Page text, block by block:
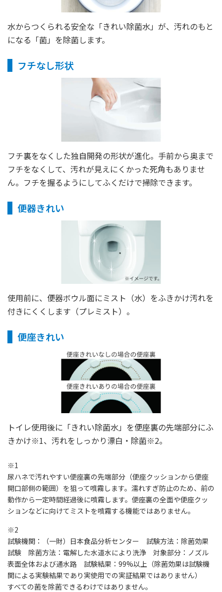
水からつくられる安全な「きれい除菌水」が、汚れのもと
になる「菌」を除菌します。
フチなし形状
フチ裏をなくした独自開発の形状が進化。手前から奥まで
フチをなくして、汚れが見えにくかった死角もありませ
ん。フチを握るようにしてふくだけで掃除できます。
便器きれい
使用前に、便器ボウル面にミスト（水）をふきかけ汚れを
付きにくくします（プレミスト）。
便座きれい
トイレ使用後に「きれい除菌水」を便座裏の先端部分にふ
きかけ※1、汚れをしっかり漂白・除菌※2。
※1
尿ハネで汚れやすい便座裏の先端部分（便座クッションから便座
開口部側の範囲）を狙って噴霧します。濡れすぎ防止のため、前の
動作から一定時間経過後に噴霧します。便座裏の全面や便座クッ
ションなどに向けてミストを噴霧する機能ではありません。
※2
試験機関：（一財）日本食品分析センター 試験方法：除菌効果
試験 除菌方法：電解した水道水により洗浄 対象部分：ノズル
表面全体および通水路 試験結果：99%以上（除菌効果は試験機
関による実験結果であり実使用での実証結果ではありません）
すべての菌を除菌できるわけではありません。